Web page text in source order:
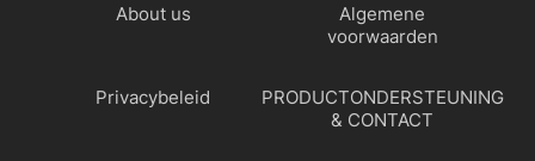
About us
Algemene
voorwaarden
Privacybeleid
PRODUCTONDERSTEUNING
& CONTACT